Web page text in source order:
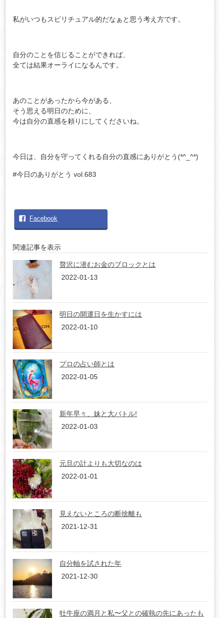
私がいつもスピリチュアル的だなぁと思う考え方です。
自分のことを信じることができれば、
全ては結果オーライになるんです。
あのことがあったから今がある、
そう思える明日のために、
今は自分の直感を頼りにしてくださいね。
今日は、自分を守ってくれる自分の直感にありがとう(*^_^*)
#今日のありがとう vol.683
Facebook
関連記事を表示
贅沢に潜むお金のブロックとは
2022-01-13
明日の開運日を生かすには
2022-01-10
プロの占い師とは
2022-01-05
新年早々、妹と大バトル!
2022-01-03
元旦の計よりも大切なのは
2022-01-01
見えないところの断捨離も
2021-12-31
自分軸を試された年
2021-12-30
牡牛座の満月と私〜父との確執の先にあったも